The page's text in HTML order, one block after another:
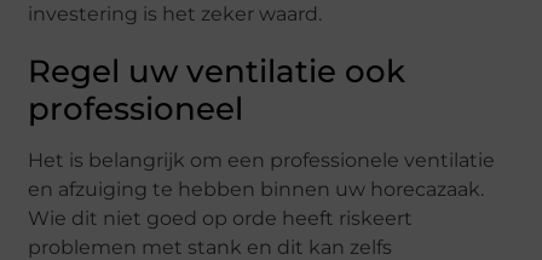
investering is het zeker waard.
Regel uw ventilatie ook
professioneel
Het is belangrijk om een professionele ventilatie
en afzuiging te hebben binnen uw horecazaak.
Wie dit niet goed op orde heeft riskeert
problemen met stank en dit kan zelfs